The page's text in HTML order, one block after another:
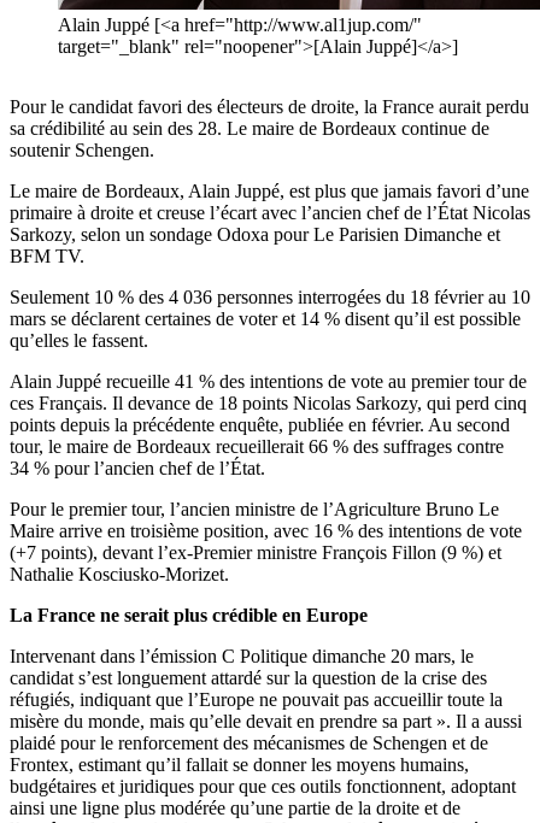
Alain Juppé [<a href="http://www.al1jup.com/"
target="_blank" rel="noopener">[Alain Juppé]</a>]
Pour le candidat favori des électeurs de droite, la France aurait perdu
sa crédibilité au sein des 28. Le maire de Bordeaux continue de
soutenir Schengen.
Le maire de Bordeaux, Alain Juppé, est plus que jamais favori d’une
primaire à droite et creuse l’écart avec l’ancien chef de l’État Nicolas
Sarkozy, selon un sondage Odoxa pour Le Parisien Dimanche et
BFM TV.
Seulement 10 % des 4 036 personnes interrogées du 18 février au 10
mars se déclarent certaines de voter et 14 % disent qu’il est possible
qu’elles le fassent.
Alain Juppé recueille 41 % des intentions de vote au premier tour de
ces Français. Il devance de 18 points Nicolas Sarkozy, qui perd cinq
points depuis la précédente enquête, publiée en février. Au second
tour, le maire de Bordeaux recueillerait 66 % des suffrages contre
34 % pour l’ancien chef de l’État.
Pour le premier tour, l’ancien ministre de l’Agriculture Bruno Le
Maire arrive en troisième position, avec 16 % des intentions de vote
(+7 points), devant l’ex-Premier ministre François Fillon (9 %) et
Nathalie Kosciusko-Morizet.
La France ne serait plus crédible en Europe
Intervenant dans l’émission C Politique dimanche 20 mars, le
candidat s’est longuement attardé sur la question de la crise des
réfugiés, indiquant que l’Europe ne pouvait pas accueillir toute la
misère du monde, mais qu’elle devait en prendre sa part ». Il a aussi
plaidé pour le renforcement des mécanismes de Schengen et de
Frontex, estimant qu’il fallait se donner les moyens humains,
budgétaires et juridiques pour que ces outils fonctionnent, adoptant
ainsi une ligne plus modérée qu’une partie de la droite et de